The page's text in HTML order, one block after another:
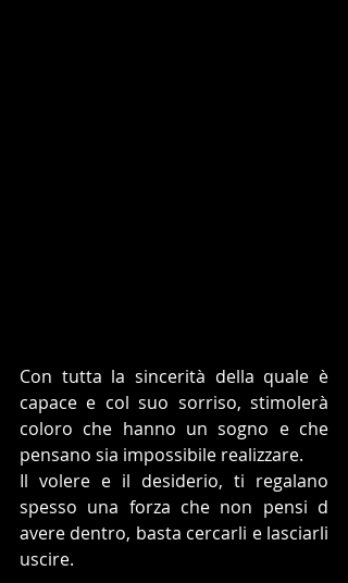
Con tutta la sincerità della quale è
capace e col suo sorriso, stimolerà
coloro che hanno un sogno e che
pensano sia impossibile realizzare.
Il volere e il desiderio, ti regalano
spesso una forza che non pensi d
avere dentro, basta cercarli e lasciarli
uscire.